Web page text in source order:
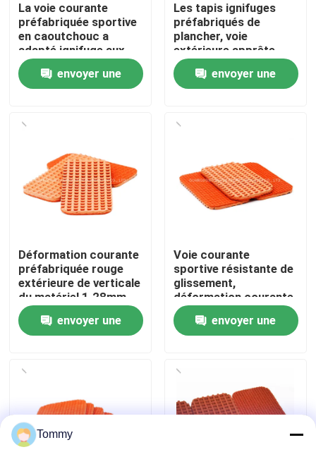
Accueil
Produits
À propos de nous
Contrôle de qualité
Nous contacter
Demander un devis
La voie courante
préfabriquée sportive
en caoutchouc a
adapté ignifuge aux
besoins du client
envoyer une
Les tapis ignifuges
préfabriqués de
plancher, voie
extérieure apprête
utilisation de piste
envoyer une
Déformation courante
préfabriquée rouge
extérieure de verticale
du matériel 1.28mm
de voie
envoyer une
Voie courante
sportive résistante de
glissement,
déformation courante
en caoutchouc de la
voie 1.28mmenvoyer une
Tommy